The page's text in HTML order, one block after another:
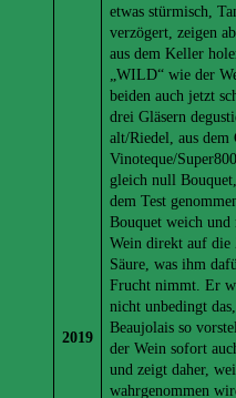
2019
etwas stürmisch,
verzögert, zeigen
aus dem Keller
„WILD“ wie der
beiden auch jetzt
drei Gläsern
alt/Riedel, aus dem
Vinoteque/
gleich null
dem Test
Bouquet weich
Wein direkt auf die
Säure, was ihm
Frucht nimmt. Er
nicht unbedingt
Beaujolais so
der Wein sofort
und zeigt daher,
wahrgenommen